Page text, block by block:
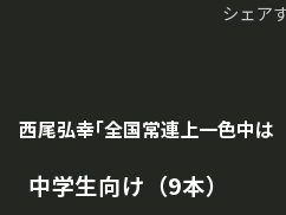
シェア
西尾弘幸｢全国常連上一色中
中学生向け（9本）